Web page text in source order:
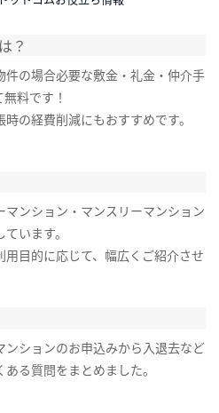
？
件の場合必要な敷金・礼金・仲介手
料です！
の経費削減にもおすすめです。
マンション・マンスリーマンション
います。
用目的に応じて、幅広くご紹介させ
ンションのお申込みから入退去など
る質問をまとめました。